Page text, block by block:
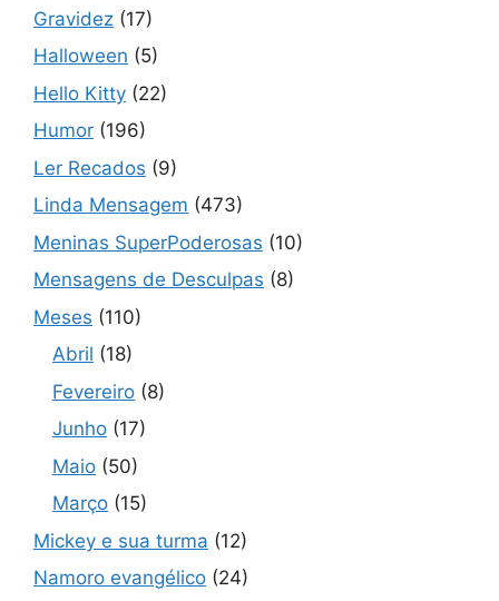
Gravidez (17)
Halloween (5)
Hello Kitty (22)
Humor (196)
Ler Recados (9)
Linda Mensagem (473)
Meninas SuperPoderosas (10)
Mensagens de Desculpas (8)
Meses (110)
Abril (18)
Fevereiro (8)
Junho (17)
Maio (50)
Março (15)
Mickey e sua turma (12)
Namoro evangélico (24)